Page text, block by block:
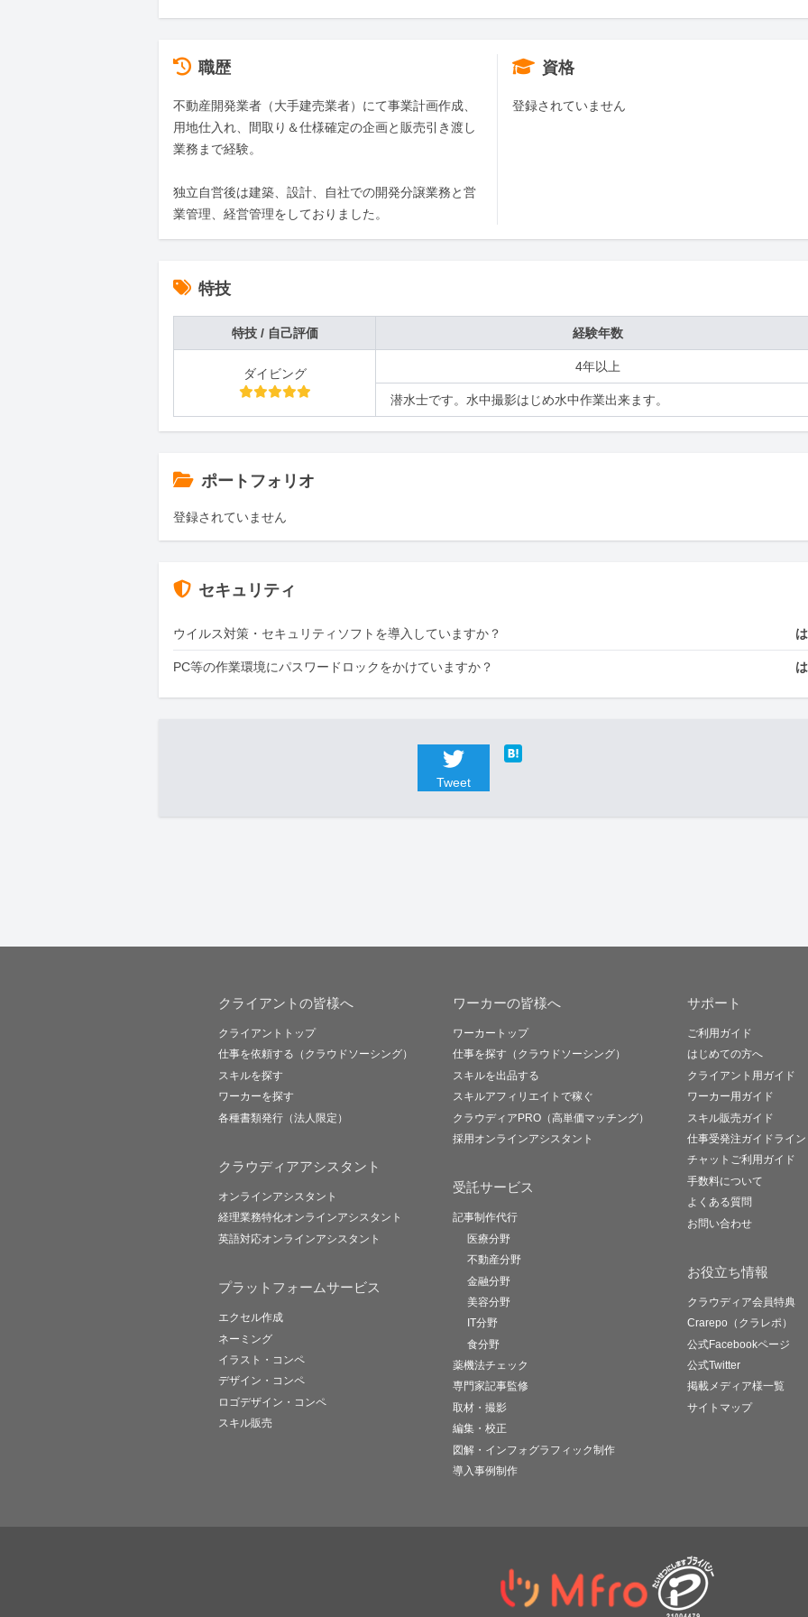
職歴
不動産開発業者（大手建売業者）にて事業計画作成、
用地仕入れ、間取り＆仕様確定の企画と販売引き渡し
業務まで経験。
独立自営後は建築、設計、自社での開発分譲業務と営
業管理、経営管理をしておりました。
資格
登録されていません
特技
特技 / 自己評価 経験年数
ダイビング 4年以上
潜水士です。水中撮影はじめ水中作業出来ます。
ポートフォリオ
登録されていません
セキュリティ
ウイルス対策・セキュリティソフトを導入していますか？
PC等の作業環境にパスワードロックをかけていますか？
Tweet
クライアントの皆様へ
クライアントトップ
仕事を依頼する（クラウドソーシング）
スキルを探す
ワーカーを探す
各種書類発行（法人限定）
クラウディアアシスタント
オンラインアシスタント
経理業務特化オンラインアシスタント
英語対応オンラインアシスタント
プラットフォームサービス
エクセル作成
ネーミング
イラスト・コンペ
デザイン・コンペ
ロゴデザイン・コンペ
スキル販売
ワーカーの皆様へ
ワーカートップ
仕事を探す（クラウドソーシング）
スキルを出品する
スキルアフィリエイトで稼ぐ
クラウディアPRO（高単価マッチング）
採用オンラインアシスタント
受託サービス
記事制作代行
医療分野
不動産分野
金融分野
美容分野
IT分野
食分野
薬機法チェック
専門家記事監修
取材・撮影
編集・校正
図解・インフォグラフィック制作
導入事例制作
サポート
ご利用ガイド
はじめての方へ
クライアント用ガイド
ワーカー用ガイド
スキル販売ガイド
仕事受発注ガイドライン
チャットご利用ガイド
手数料について
よくある質問
お問い合わせ
お役立ち情報
クラウディア会員特典
Crarepo（クラレポ）
公式Facebookページ
公式Twitter
掲載メディア様一覧
サイトマップ